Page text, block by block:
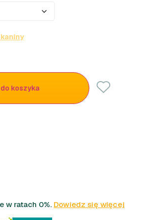
koszyka
w ratach 0%. Dowiedz się więcej